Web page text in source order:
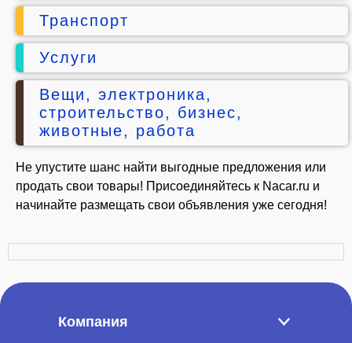
Транспорт
Услуги
Вещи, электроника,
строительство, бизнес,
животные, работа
Не упустите шанс найти выгодные предложения или
продать свои товары! Присоединяйтесь к Nacar.ru и
начинайте размещать свои объявления уже сегодня!
Компания